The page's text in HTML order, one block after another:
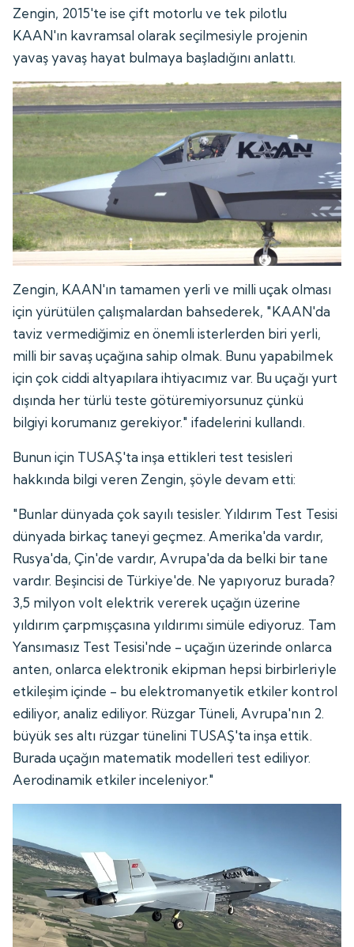
Zengin, 2015'te ise çift motorlu ve tek pilotlu
KAAN'ın kavramsal olarak seçilmesiyle projenin
yavaş yavaş hayat bulmaya başladığını anlattı.
Zengin, KAAN'ın tamamen yerli ve milli uçak olması
için yürütülen çalışmalardan bahsederek, "KAAN'da
taviz vermediğimiz en önemli isterlerden biri yerli,
milli bir savaş uçağına sahip olmak. Bunu yapabilmek
için çok ciddi altyapılara ihtiyacımız var. Bu uçağı yurt
dışında her türlü teste götüremiyorsunuz çünkü
bilgiyi korumanız gerekiyor." ifadelerini kullandı.
Bunun için TUSAŞ'ta inşa ettikleri test tesisleri
hakkında bilgi veren Zengin, şöyle devam etti:
"Bunlar dünyada çok sayılı tesisler. Yıldırım Test Tesisi
dünyada birkaç taneyi geçmez. Amerika'da vardır,
Rusya'da, Çin'de vardır, Avrupa'da da belki bir tane
vardır. Beşincisi de Türkiye'de. Ne yapıyoruz burada?
3,5 milyon volt elektrik vererek uçağın üzerine
yıldırım çarpmışçasına yıldırımı simüle ediyoruz. Tam
Yansımasız Test Tesisi'nde - uçağın üzerinde onlarca
anten, onlarca elektronik ekipman hepsi birbirleriyle
etkileşim içinde - bu elektromanyetik etkiler kontrol
ediliyor, analiz ediliyor. Rüzgar Tüneli, Avrupa'nın 2.
büyük ses altı rüzgar tünelini TUSAŞ'ta inşa ettik.
Burada uçağın matematik modelleri test ediliyor.
Aerodinamik etkiler inceleniyor."